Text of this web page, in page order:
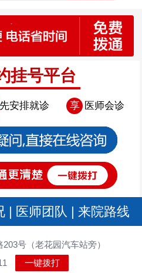
挂号平台
先安排就诊 享 医师会诊
| 医师团队 | 来院路线
号（老花园汽车站旁）
一键拨打